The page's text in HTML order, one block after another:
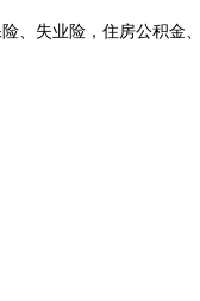
失业险，住房公积金、